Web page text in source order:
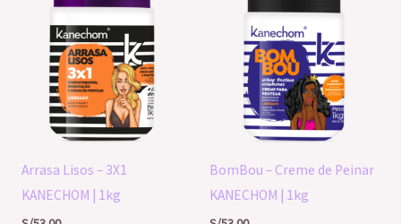
Arrasa Lisos – 3X1
KANECHOM | 1kg
BomBou – Creme de Peinar
KANECHOM | 1kg